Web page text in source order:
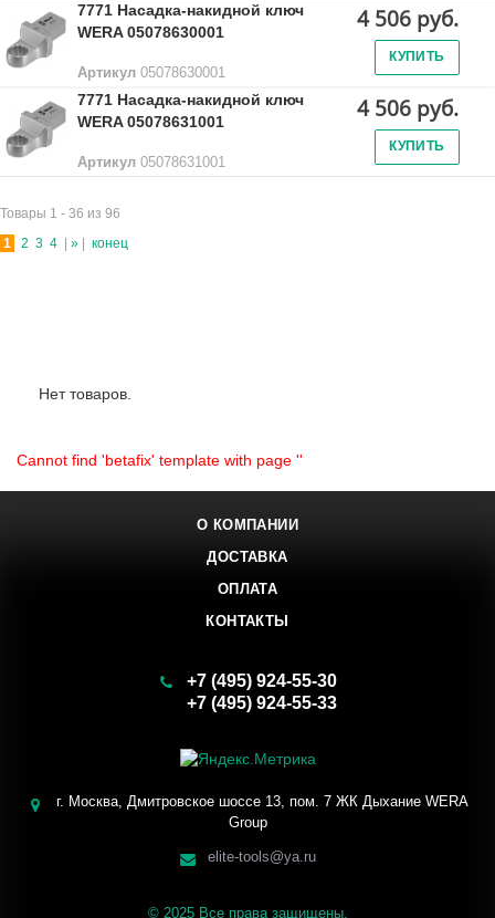
7771 Насадка-накидной ключ
WERA 05078630001
Артикул 05078630001
4 506 руб.
КУПИТЬ
7771 Насадка-накидной ключ
WERA 05078631001
Артикул 05078631001
4 506 руб.
КУПИТЬ
Товары 1 - 36 из 96
1
2 3 4 » конец
Нет товаров.
Cannot find 'betafix' template with page ''
О КОМПАНИИ
ДОСТАВКА
ОПЛАТА
КОНТАКТЫ
+7 (495) 924-55-30
+7 (495) 924-55-33
г. Москва, Дмитровское шоссе 13, пом. 7 ЖК Дыхание WERA
Group
elite-tools@ya.ru
© 2025 Все права защищены.